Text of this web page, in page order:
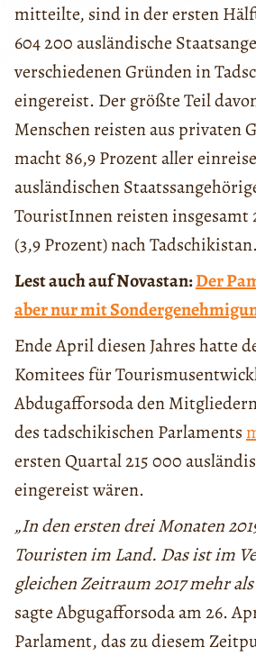
mitteilte, sind in der ersten
604 200 ausländische
verschiedenen Gründen in
eingereist. Der größte Teil
Menschen reisten aus privaten
macht 86,9 Prozent aller
ausländischen
TouristInnen reisten insgesamt
(3,9 Prozent) nach Tadschikistan.
Lest auch auf Novastan:Der
aber nur mit
Ende April diesen Jahres hatte
Komitees für
Abdugafforsoda den
des tadschikischen Parlaments
ersten Quartal 215 000
eingereist wären.
„In den ersten drei Monaten
Touristen im Land. Das ist im
gleichen Zeitraum 2017 mehr
sagte Abgugafforsoda am 26.
Parlament, das zu diesem